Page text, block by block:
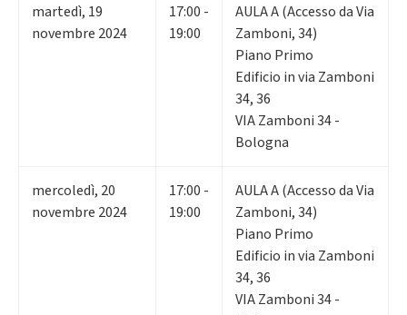
martedì, 19
novembre 2024
17:00 -
19:00
AULA A (Accesso da Via
Zamboni, 34)
Piano Primo
Edificio in via Zamboni
34, 36
VIA Zamboni 34 -
Bologna
mercoledì, 20
novembre 2024
17:00 -
19:00
AULA A (Accesso da Via
Zamboni, 34)
Piano Primo
Edificio in via Zamboni
34, 36
VIA Zamboni 34 -